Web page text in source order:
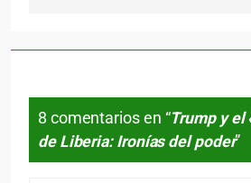
8 comentarios en “Trump y el
de Liberia: Ironías del poder”